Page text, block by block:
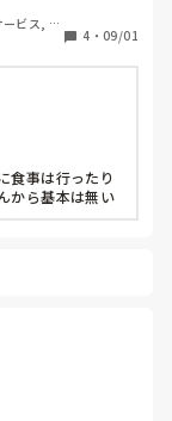
ビス, 障
4 ・ 09/01
食事は行ったり
から基本は無い